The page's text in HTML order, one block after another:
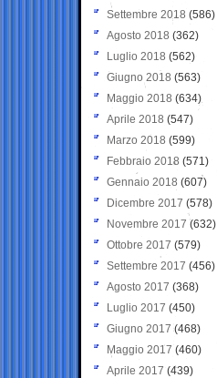
Settembre 2018 (586)
Agosto 2018 (362)
Luglio 2018 (562)
Giugno 2018 (563)
Maggio 2018 (634)
Aprile 2018 (547)
Marzo 2018 (599)
Febbraio 2018 (571)
Gennaio 2018 (607)
Dicembre 2017 (578)
Novembre 2017 (632)
Ottobre 2017 (579)
Settembre 2017 (456)
Agosto 2017 (368)
Luglio 2017 (450)
Giugno 2017 (468)
Maggio 2017 (460)
Aprile 2017 (439)